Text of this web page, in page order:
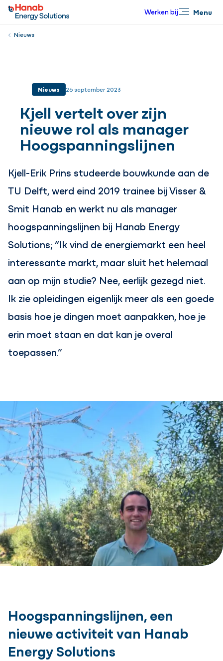
Werken bij Menu
Nieuws
Nieuws 26 september 2023
Kjell vertelt over zijn
nieuwe rol als manager
Hoogspanningslijnen
Kjell-Erik Prins studeerde bouwkunde aan de
TU Delft, werd eind 2019 trainee bij Visser &
Smit Hanab en werkt nu als manager
hoogspanningslijnen bij Hanab Energy
Solutions; “Ik vind de energiemarkt een heel
interessante markt, maar sluit het helemaal
aan op mijn studie? Nee, eerlijk gezegd niet.
Ik zie opleidingen eigenlijk meer als een goede
basis hoe je dingen moet aanpakken, hoe je
erin moet staan en dat kan je overal
toepassen.”
Hoogspanningslijnen, een
nieuwe activiteit van Hanab
Energy Solutions
Sluiten